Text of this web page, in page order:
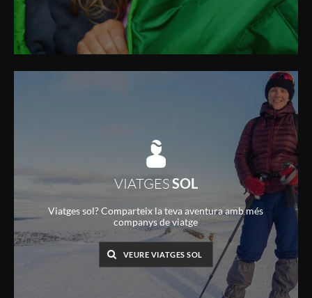
VIATGESSOL
Viatges sol? Comparteix la teva aventura amb més
companys de viatge
VEURE VIATGES SOL